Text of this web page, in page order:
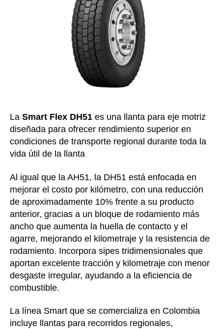
La Smart Flex DH51 es una llanta para eje motriz
diseñada para ofrecer rendimiento superior en
condiciones de transporte regional durante toda la
vida útil de la llanta
Al igual que la AH51, la DH51 está enfocada en
mejorar el costo por kilómetro, con una reducción
de aproximadamente 10% frente a su producto
anterior, gracias a un bloque de rodamiento más
ancho que aumenta la huella de contacto y el
agarre, mejorando el kilometraje y la resistencia de
rodamiento. Incorpora sipes tridimensionales que
aportan excelente tracción y kilometraje con menor
desgaste irregular, ayudando a la eficiencia de
combustible.
La línea Smart que se comercializa en Colombia
incluye llantas para recorridos regionales,